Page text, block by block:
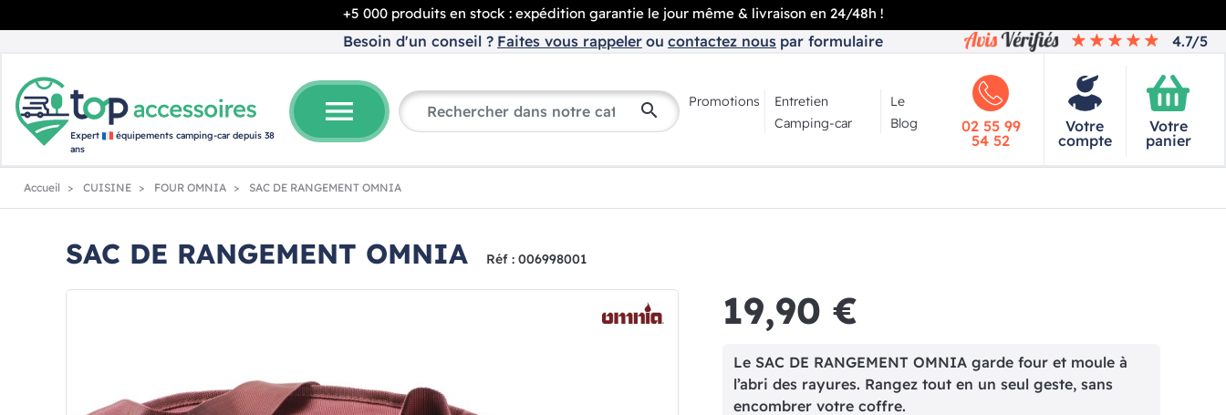
+5 000 produits en stock : expédition garantie le jour même & livraison en 24/48h !
Besoin d'un conseil ? Faites vous rappeler ou contactez nous par formulaire 4.7/5
Expert
équipements camping-car depuis 38
ans
menu search Promotions
Entretien
Camping-car
Le
Blog
02 55 99
54 52
Votre
compte
Votre
panier
Accueil CUISINE FOUR OMNIA SAC DE RANGEMENT OMNIA
SAC DE RANGEMENT OMNIA Réf : 006998001
19,90 €
Le SAC DE RANGEMENT OMNIA garde four et moule à
l’abri des rayures. Rangez tout en un seul geste, sans
encombrer votre coffre.